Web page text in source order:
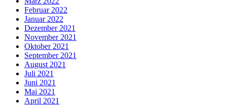
Februar 2022
Januar 2022
Dezember 2021
November 2021
Oktober 2021
September 2021
August 2021
Juli 2021
Juni 2021
Mai 2021
April 2021